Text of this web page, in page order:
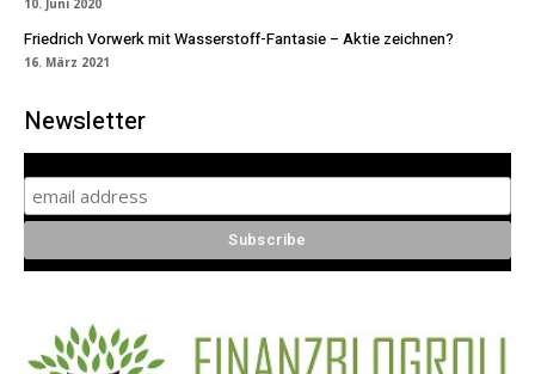
10. Juni 2020
Friedrich Vorwerk mit Wasserstoff-Fantasie – Aktie zeichnen?
16. März 2021
Newsletter